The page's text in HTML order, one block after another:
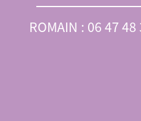
ROMAIN : 06 47 48